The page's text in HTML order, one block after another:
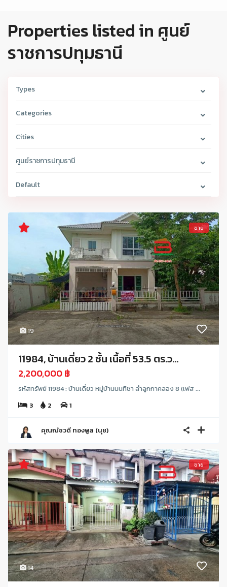
Properties listed in ศูนย์
ราชการปทุมธานี
Types
Categories
Cities
ศูนย์ราชการปทุมธานี
Default
19
ขาย
11984, บ้านเดี่ยว 2 ชั้น เนื้อที่ 53.5 ตร.ว...
2,200,000 ฿
รหัสทรัพย์ 11984 : บ้านเดี่ยว หมู่บ้านนนทิชา ลำลูกกาคลอง 8 (เฟส ...
3
2 1
คุณณัชวดี ทองพูล (นุช)
14
ขาย